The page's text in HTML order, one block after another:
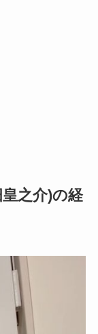
之介)の経